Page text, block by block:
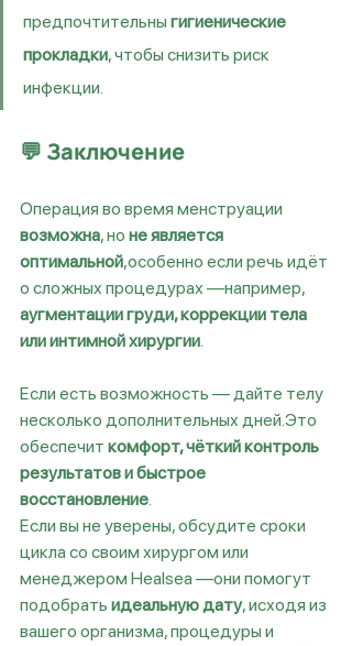
предпочтительны гигиенические
прокладки, чтобы снизить риск
инфекции.
💬 Заключение
Операция во время менструации
возможна, но не является
оптимальной,особенно если речь идёт
о сложных процедурах —например,
аугментации груди, коррекции тела
или интимной хирургии.
Если есть возможность — дайте телу
несколько дополнительных дней.Это
обеспечит комфорт, чёткий контроль
результатов и быстрое
восстановление.
Если вы не уверены, обсудите сроки
цикла со своим хирургом или
менеджером Healsea —они помогут
подобрать идеальную дату, исходя из
вашего организма, процедуры и